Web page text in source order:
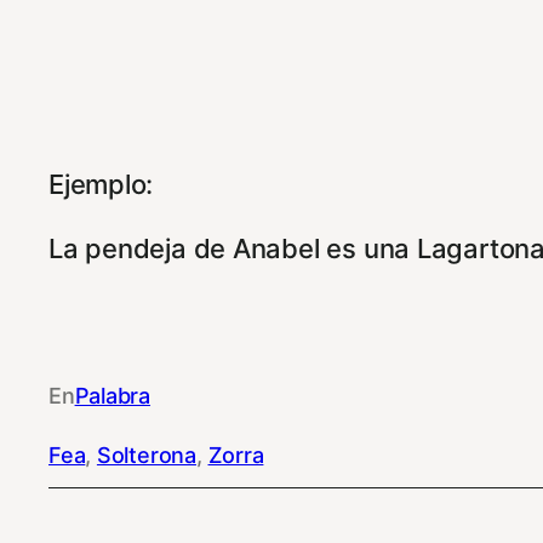
Ejemplo:
La pendeja de Anabel es una
EnPalabra
Fea, Solterona, Zorra